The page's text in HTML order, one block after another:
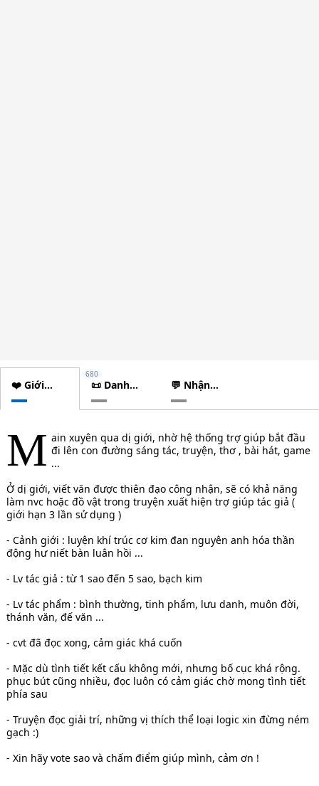
❤️ Giới
thiệu
📜 Danh
sách
chương
680
💬 Nhận
xét
M ain xuyên qua dị giới, nhờ hệ thống trợ giúp bắt đầu
đi lên con đường sáng tác, truyện, thơ , bài hát, game
...
Ở dị giới, viết văn được thiên đạo công nhận, sẽ có khả năng
làm nvc hoặc đồ vật trong truyện xuất hiện trợ giúp tác giả (
giới hạn 3 lần sử dụng )
- Cảnh giới : luyện khí trúc cơ kim đan nguyên anh hóa thần
động hư niết bàn luân hồi ...
- Lv tác giả : từ 1 sao đến 5 sao, bạch kim
- Lv tác phẩm : bình thường, tinh phẩm, lưu danh, muôn đời,
thánh văn, đế văn ...
- cvt đã đọc xong, cảm giác khá cuốn
- Mặc dù tình tiết kết cấu không mới, nhưng bố cục khá rộng.
phục bút cũng nhiều, đọc luôn có cảm giác chờ mong tình tiết
phía sau
- Truyện đọc giải trí, những vị thích thể loại logic xin đừng ném
gạch :)
- Xin hãy vote sao và chấm điểm giúp mình, cảm ơn !